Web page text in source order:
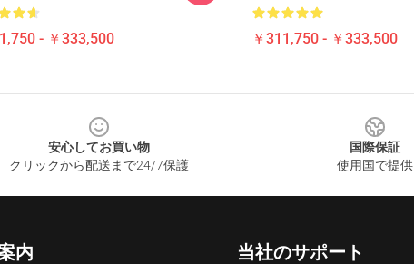
- ￥333,500 ￥311,750 - ￥333,500
安心してお買い物
クリックから配送まで24/7保護
国際保証
使用国で提供
内 当社のサポート